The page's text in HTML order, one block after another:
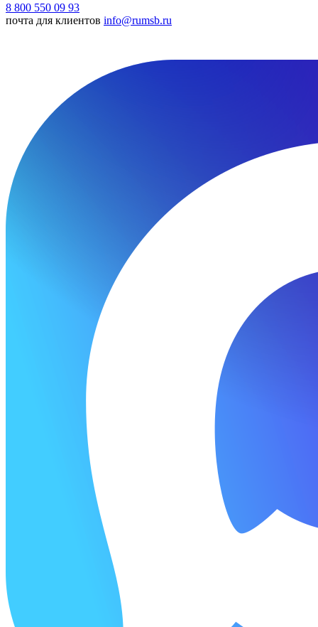
8 800 550 09 93
почта для клиентов info@rumsb.ru